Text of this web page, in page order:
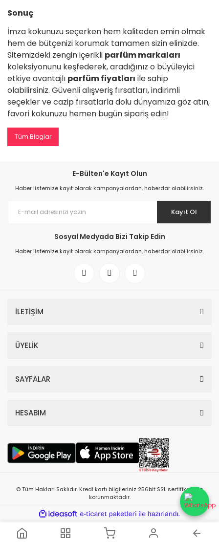
Sonuç
İmza kokunuzu seçerken hem kaliteden emin olmak
hem de bütçenizi korumak tamamen sizin elinizde.
Sitemizdeki zengin içerikli parfüm markaları
koleksiyonunu keşfederek, aradığınız o büyüleyici
etkiye avantajlı parfüm fiyatları ile sahip
olabilirsiniz. Güvenli alışveriş fırsatları, indirimli
seçekler ve cazip fırsatlarla dolu dünyamıza göz atın,
favori kokunuzu hemen bugün sipariş edin!
Tüm Bloglar
E-Bülten'e Kayıt Olun
Haber listemize kayıt olarak kampanyalardan, haberdar olabilirsiniz.
Kayıt Ol
Sosyal Medyada Bizi Takip Edin
Haber listemize kayıt olarak kampanyalardan, haberdar olabilirsiniz.
İLETİŞİM
ÜYELİK
SAYFALAR
HESABIM
© Tüm Hakları Saklıdır. Kredi kartı bilgileriniz 256bit SSL sertifikası ile
korunmaktadır.
ideasoft
e-
paketleri
ile
hazırlandı.